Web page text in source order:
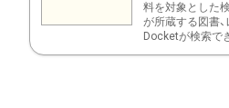
料を対象とした
が所蔵する図書、
Docketが検索で